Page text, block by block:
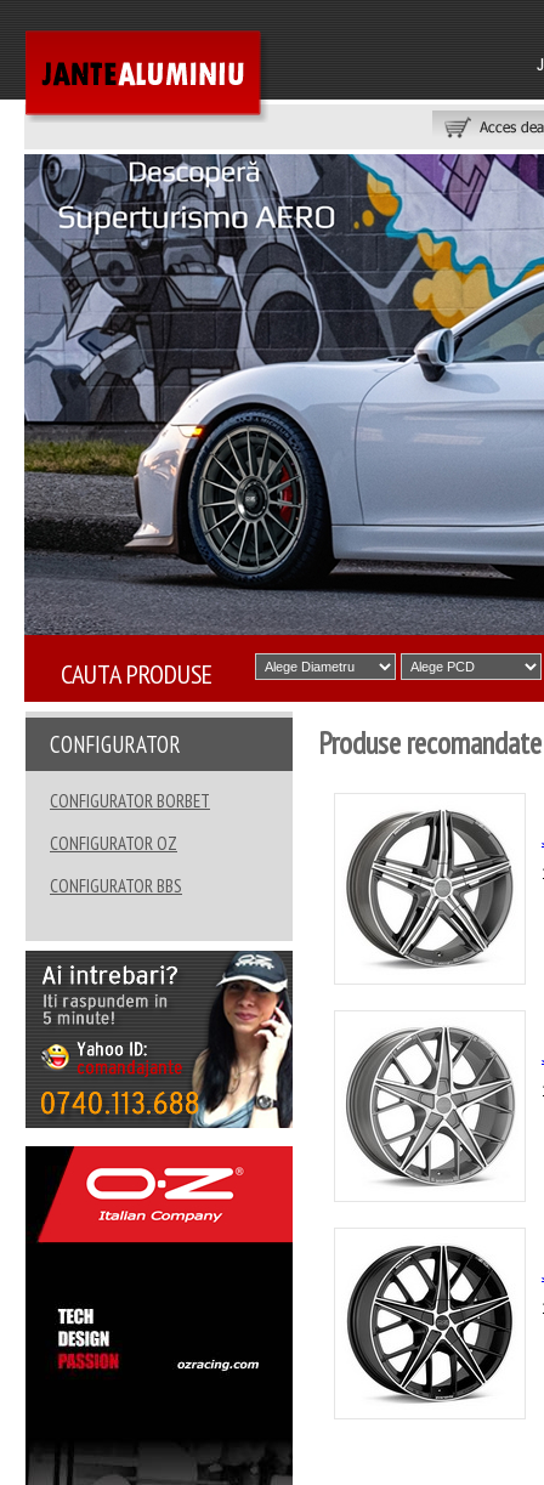
CAUTA PRODUSE
CONFIGURATOR
CONFIGURATOR BORBET
CONFIGURATOR OZ
CONFIGURATOR BBS
Produse recomandate